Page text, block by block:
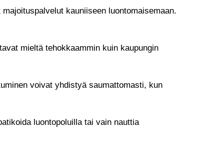
kauniiseen luontomaisemaan.
mieltä tehokkaammin kuin kaupungin
voivat yhdistyä saumattomasti, kun
luontopoluilla tai vain nauttia